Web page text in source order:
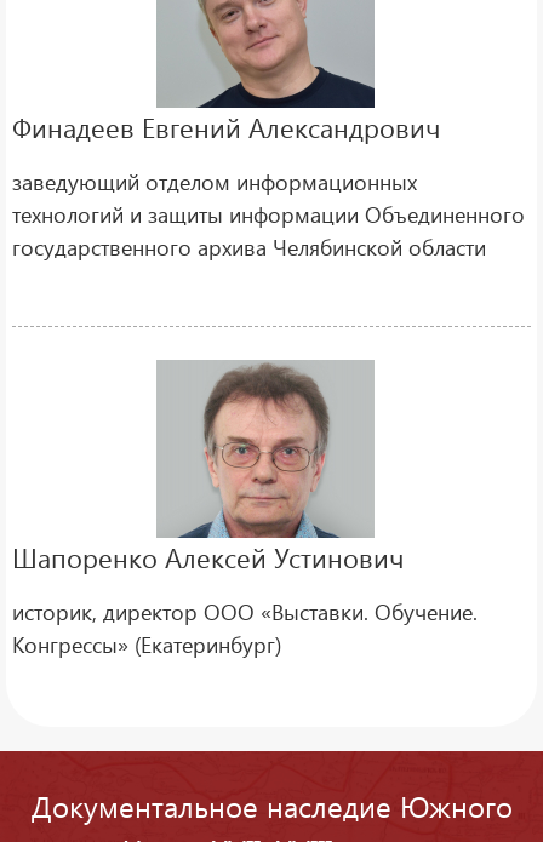
Финадеев Евгений Александрович
заведующий отделом информационных
технологий и защиты информации Объединенного
государственного архива Челябинской области
Шапоренко Алексей Устинович
историк, директор ООО «Выставки. Обучение.
Конгрессы» (Екатеринбург)
Документальное наследие Южного